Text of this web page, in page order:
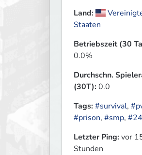
Land:
Staaten
Betriebszeit (30
0.0%
Durchschn.
(30T):0.0
Tags:#survival,
#prison, #smp,
Letzter Ping:vor
Stunden